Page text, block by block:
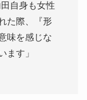
自身も女性
た際、『形
味を感じな
ます」